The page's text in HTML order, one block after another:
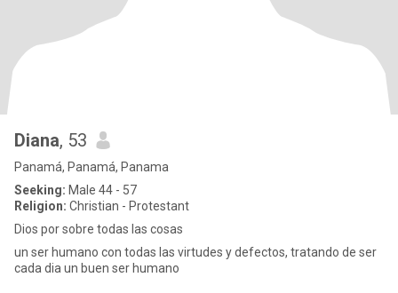
Diana, 53
Panamá, Panamá, Panama
Seeking: Male 44 - 57
Religion: Christian - Protestant
Dios por sobre todas las cosas
un ser humano con todas las virtudes y defectos, tratando de ser
cada dia un buen ser humano